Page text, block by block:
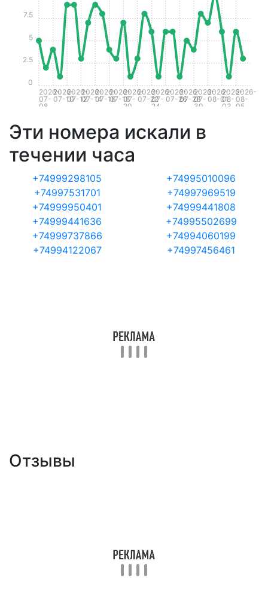
2026-
07-
08
2026-
07-10
2026-
07-12
2026-
07-14
2026-
07-16
2026-
07-18
2026-
07-
20
2026-
07-22
2026-
07-
24
2026-
07-26
2026-
07-28
2026-
07-
30
2026-
08-01
2026-
08-
03
2026-
08-
05
0
2.5
5
7.5
Эти номера искали в
течении часа
+74999298105
+74995010096
+74997531701
+74997969519
+74999950401
+74999441808
+74999441636
+74995502699
+74999737866
+74994060199
+74994122067
+74997456461
Отзывы